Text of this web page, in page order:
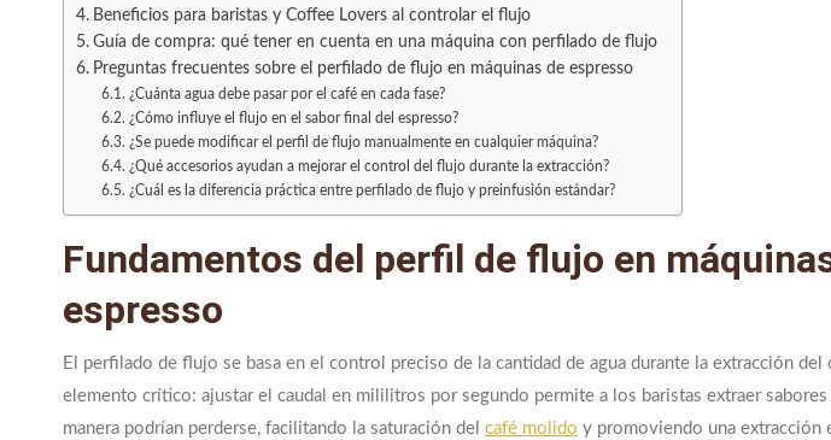
Beneficios para baristas y Coffee Lovers al controlar el flujo
Guía de compra: qué tener en cuenta en una máquina con perfilado de flujo
Preguntas frecuentes sobre el perfilado de flujo en máquinas de espresso
¿Cuánta agua debe pasar por el café en cada fase?
¿Cómo influye el flujo en el sabor final del espresso?
¿Se puede modificar el perfil de flujo manualmente en cualquier máquina?
¿Qué accesorios ayudan a mejorar el control del flujo durante la extracción?
¿Cuál es la diferencia práctica entre perfilado de flujo y preinfusión estándar?
Fundamentos del perfil de flujo en
espresso
El perfilado de flujo se basa en el control preciso de la cantidad de agua durante la extracción del
elemento crítico: ajustar el caudal en mililitros por segundo permite a los baristas extraer
manera podrían perderse, facilitando la saturación del café molido y promoviendo una extracción